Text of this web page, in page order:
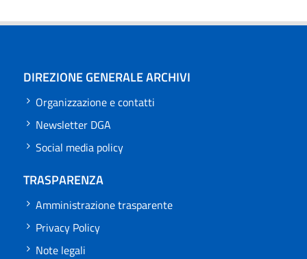
DIREZIONE GENERALE ARCHIVI
Organizzazione e contatti
Newsletter DGA
Social media policy
TRASPARENZA
Amministrazione trasparente
Privacy Policy
Note legali